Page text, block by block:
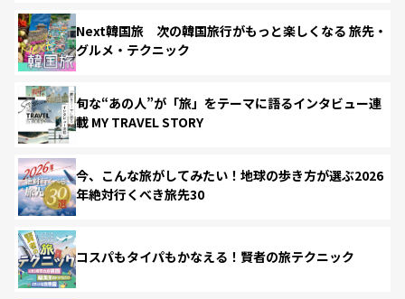
Next韓国旅 次の韓国旅行がもっと楽しくなる 旅先・
グルメ・テクニック
旬な“あの人”が「旅」をテーマに語るインタビュー連
載 MY TRAVEL STORY
今、こんな旅がしてみたい！地球の歩き方が選ぶ2026
年絶対行くべき旅先30
コスパもタイパもかなえる！賢者の旅テクニック